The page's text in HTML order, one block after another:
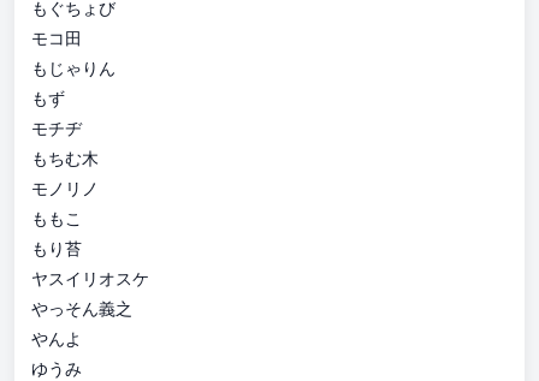
もぐちょび
モコ田
もじゃりん
もず
モチヂ
もちむ木
モノリノ
ももこ
もり苔
ヤスイリオスケ
やっそん義之
やんよ
ゆうみ